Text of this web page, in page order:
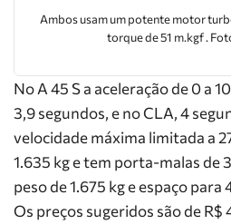
Ambos usam um potente motor
torque de 51 m.kgf .
No A 45 S a aceleração de 0 a
3,9 segundos, e no CLA, 4
velocidade máxima limitada a
1.635 kg e tem porta-malas de
peso de 1.675 kg e espaço
Os preços sugeridos são de R$